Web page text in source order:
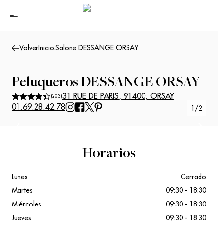
Volver Inicio.Salone DESSANGE ORSAY
PeluquerosDESSANGE ORSAY
(203)31 RUE DE PARIS, 91400, ORSAY
01.69.28.42.78
1 /2
Horarios
Lunes
Cerrado
Martes
09:30 - 18:30
Miércoles
09:30 - 18:30
Jueves
09:30 - 18:30